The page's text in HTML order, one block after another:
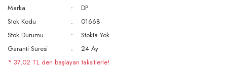
Marka
DP
Stok Kodu
01668
Stok Durumu
Stokta Yok
Garanti Süresi
24 Ay
* 37,02 TL den başlayan taksitlerle!